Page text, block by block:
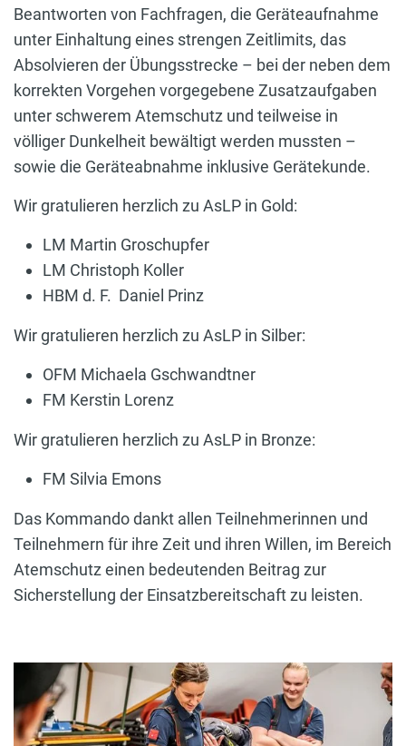
Beantworten von Fachfragen, die Geräteaufnahme
unter Einhaltung eines strengen Zeitlimits, das
Absolvieren der Übungsstrecke – bei der neben dem
korrekten Vorgehen vorgegebene Zusatzaufgaben
unter schwerem Atemschutz und teilweise in
völliger Dunkelheit bewältigt werden mussten –
sowie die Geräteabnahme inklusive Gerätekunde.
Wir gratulieren herzlich zu AsLP in Gold:
LM Martin Groschupfer
LM Christoph Koller
HBM d. F. Daniel Prinz
Wir gratulieren herzlich zu AsLP in Silber:
OFM Michaela Gschwandtner
FM Kerstin Lorenz
Wir gratulieren herzlich zu AsLP in Bronze:
FM Silvia Emons
Das Kommando dankt allen Teilnehmerinnen und
Teilnehmern für ihre Zeit und ihren Willen, im Bereich
Atemschutz einen bedeutenden Beitrag zur
Sicherstellung der Einsatzbereitschaft zu leisten.